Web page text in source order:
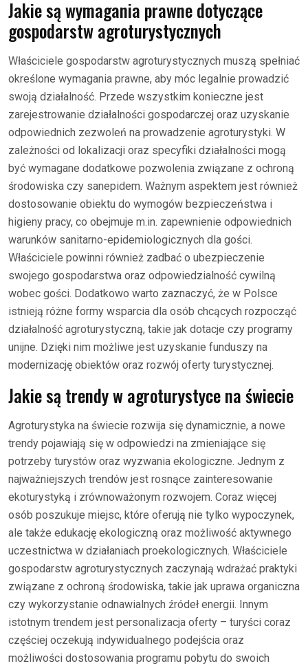
Jakie są wymagania prawne dotyczące
gospodarstw agroturystycznych
Właściciele gospodarstw agroturystycznych muszą spełniać
określone wymagania prawne, aby móc legalnie prowadzić
swoją działalność. Przede wszystkim konieczne jest
zarejestrowanie działalności gospodarczej oraz uzyskanie
odpowiednich zezwoleń na prowadzenie agroturystyki. W
zależności od lokalizacji oraz specyfiki działalności mogą
być wymagane dodatkowe pozwolenia związane z ochroną
środowiska czy sanepidem. Ważnym aspektem jest również
dostosowanie obiektu do wymogów bezpieczeństwa i
higieny pracy, co obejmuje m.in. zapewnienie odpowiednich
warunków sanitarno-epidemiologicznych dla gości.
Właściciele powinni również zadbać o ubezpieczenie
swojego gospodarstwa oraz odpowiedzialność cywilną
wobec gości. Dodatkowo warto zaznaczyć, że w Polsce
istnieją różne formy wsparcia dla osób chcących rozpocząć
działalność agroturystyczną, takie jak dotacje czy programy
unijne. Dzięki nim możliwe jest uzyskanie funduszy na
modernizację obiektów oraz rozwój oferty turystycznej.
Jakie są trendy w agroturystyce na świecie
Agroturystyka na świecie rozwija się dynamicznie, a nowe
trendy pojawiają się w odpowiedzi na zmieniające się
potrzeby turystów oraz wyzwania ekologiczne. Jednym z
najważniejszych trendów jest rosnące zainteresowanie
ekoturystyką i zrównoważonym rozwojem. Coraz więcej
osób poszukuje miejsc, które oferują nie tylko wypoczynek,
ale także edukację ekologiczną oraz możliwość aktywnego
uczestnictwa w działaniach proekologicznych. Właściciele
gospodarstw agroturystycznych zaczynają wdrażać praktyki
związane z ochroną środowiska, takie jak uprawa organiczna
czy wykorzystanie odnawialnych źródeł energii. Innym
istotnym trendem jest personalizacja oferty – turyści coraz
częściej oczekują indywidualnego podejścia oraz
możliwości dostosowania programu pobytu do swoich